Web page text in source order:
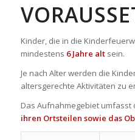
Kinder, die in die
mindestens 6 Jahre altsein.
Je nach Alter werden die
altersgerechte Aktivitäten zu
Das Aufnahmegebiet umfasst
ihren Ortsteilen sowie das